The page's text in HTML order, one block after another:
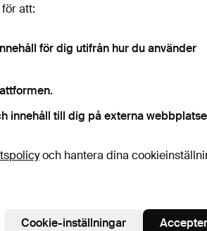
att:
för dig utifrån hur du använder
innehåll till dig på externa
och hantera dina
Cookie-inställningar